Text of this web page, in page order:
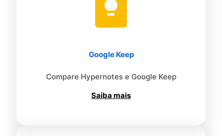
Google Keep
Compare Hypernotes e Google Keep
Saiba mais